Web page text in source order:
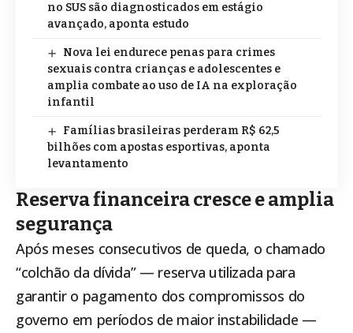
no SUS são diagnosticados em estágio
avançado, aponta estudo
Nova lei endurece penas para crimes
sexuais contra crianças e adolescentes e
amplia combate ao uso de IA na exploração
infantil
Famílias brasileiras perderam R$ 62,5
bilhões com apostas esportivas, aponta
levantamento
Reserva financeira cresce e amplia
segurança
Após meses consecutivos de queda, o chamado
“colchão da dívida” — reserva utilizada para
garantir o pagamento dos compromissos do
governo em períodos de maior instabilidade —